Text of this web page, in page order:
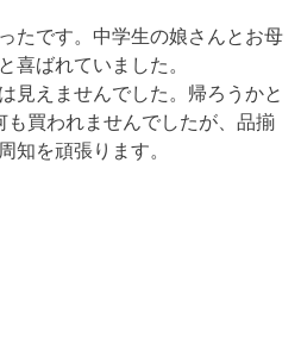
たです。中学生の娘さんとお母
喜ばれていました。
見えませんでした。帰ろうかと
買われませんでしたが、品揃
知を頑張ります。